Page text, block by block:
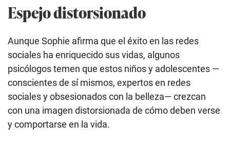
Espejo distorsionado
Aunque Sophie afirma que el éxito en las redes
sociales ha enriquecido sus vidas, algunos
psicólogos temen que estos niños y adolescentes —
conscientes de sí mismos, expertos en redes
sociales y obsesionados con la belleza— crezcan
con una imagen distorsionada de cómo deben verse
y comportarse en la vida.